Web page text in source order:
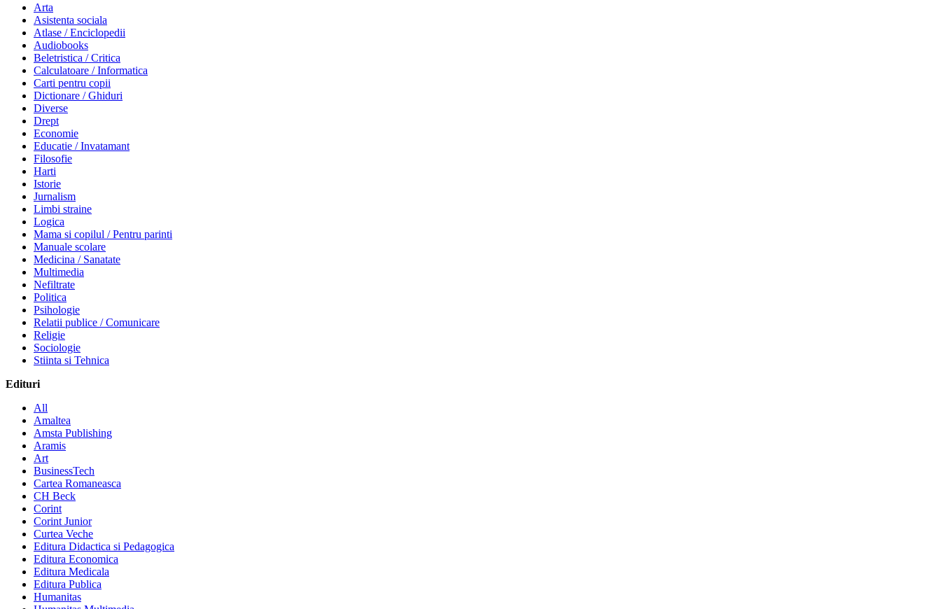
Arta
Asistenta sociala
Atlase / Enciclopedii
Audiobooks
Beletristica / Critica
Calculatoare / Informatica
Carti pentru copii
Dictionare / Ghiduri
Diverse
Drept
Economie
Educatie / Invatamant
Filosofie
Harti
Istorie
Jurnalism
Limbi straine
Logica
Mama si copilul / Pentru parinti
Manuale scolare
Medicina / Sanatate
Multimedia
Nefiltrate
Politica
Psihologie
Relatii publice / Comunicare
Religie
Sociologie
Stiinta si Tehnica
Edituri
All
Amaltea
Amsta Publishing
Aramis
Art
BusinessTech
Cartea Romaneasca
CH Beck
Corint
Corint Junior
Curtea Veche
Editura Didactica si Pedagogica
Editura Economica
Editura Medicala
Editura Publica
Humanitas